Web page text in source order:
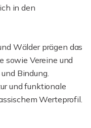
in den
Wälder prägen das
sowie Vereine und
Bindung.
und funktionale
Werteprofil.